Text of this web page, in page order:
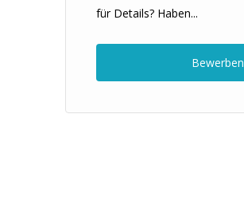
für Details? Haben...
Bewerben